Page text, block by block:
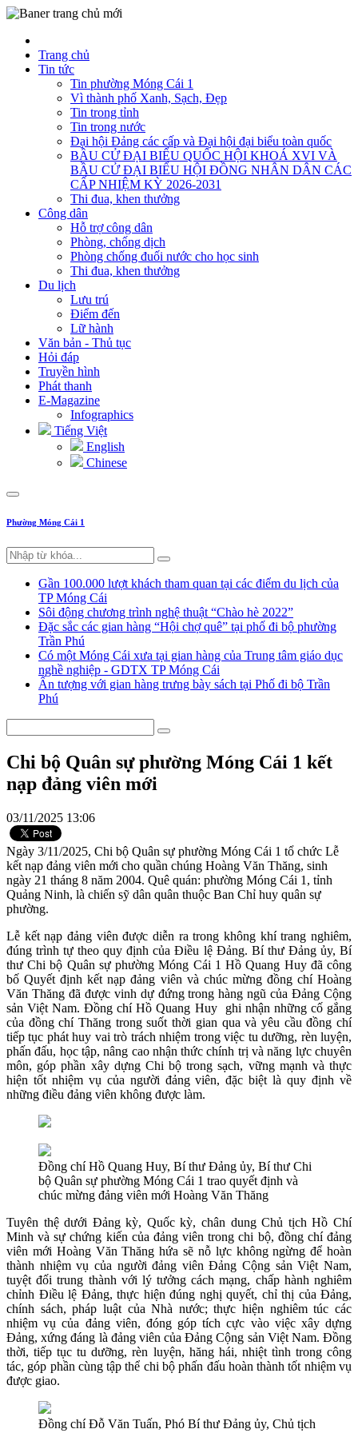
Trang chủ
Tin tức
Tin phường Móng Cái 1
Vì thành phố Xanh, Sạch, Đẹp
Tin trong tỉnh
Tin trong nước
Đại hội Đảng các cấp và Đại hội đại biểu toàn quốc
BẦU CỬ ĐẠI BIỂU QUỐC HỘI KHOÁ XVI VÀ
BẦU CỬ ĐẠI BIỂU HỘI ĐỒNG NHÂN DÂN CÁC
CẤP NHIỆM KỲ 2026-2031
Thi đua, khen thưởng
Công dân
Hỗ trợ công dân
Phòng, chống dịch
Phòng chống đuối nước cho học sinh
Thi đua, khen thưởng
Du lịch
Lưu trú
Điểm đến
Lữ hành
Văn bản - Thủ tục
Hỏi đáp
Truyền hình
Phát thanh
E-Magazine
Infographics
Tiếng Việt
English
Chinese
Phường Móng Cái 1
Gần 100.000 lượt khách tham quan tại các điểm du lịch của
TP Móng Cái
Sôi động chương trình nghệ thuật “Chào hè 2022”
Đặc sắc các gian hàng “Hội chợ quê” tại phố đi bộ phường
Trần Phú
Có một Móng Cái xưa tại gian hàng của Trung tâm giáo dục
nghề nghiệp - GDTX TP Móng Cái
Ấn tượng với gian hàng trưng bày sách tại Phố đi bộ Trần
Phú
Chi bộ Quân sự phường Móng Cái 1 kết
nạp đảng viên mới
03/11/2025 13:06
Ngày 3/11/2025, Chi bộ Quân sự phường Móng Cái 1 tổ chức Lễ
kết nạp đảng viên mới cho quần chúng Hoàng Văn Thăng, sinh
ngày 21 tháng 8 năm 2004. Quê quán: phường Móng Cái 1, tỉnh
Quảng Ninh, là chiến sỹ dân quân thuộc Ban Chỉ huy quân sự
phường.
Lễ kết nạp đảng viên được diễn ra trong không khí trang nghiêm,
đúng trình tự theo quy định của Điều lệ Đảng. Bí thư Đảng ủy, Bí
thư Chi bộ Quân sự phường Móng Cái 1 Hồ Quang Huy đã công
bố Quyết định kết nạp đảng viên và chúc mừng đồng chí Hoàng
Văn Thăng đã được vinh dự đứng trong hàng ngũ của Đảng Cộng
sản Việt Nam. Đồng chí Hồ Quang Huy ghi nhận những cố gắng
của đồng chí Thăng trong suốt thời gian qua và yêu cầu đồng chí
tiếp tục phát huy vai trò trách nhiệm trong việc tu dưỡng, rèn luyện,
phấn đấu, học tập, nâng cao nhận thức chính trị và năng lực chuyên
môn, góp phần xây dựng Chi bộ trong sạch, vững mạnh và thực
hiện tốt nhiệm vụ của người đảng viên, đặc biệt là quy định về
những điều đảng viên không được làm.
Đồng chí Hồ Quang Huy, Bí thư Đảng ủy, Bí thư Chi
bộ Quân sự phường Móng Cái 1 trao quyết định và
chúc mừng đảng viên mới Hoàng Văn Thăng
Tuyên thệ dưới Đảng kỳ, Quốc kỳ, chân dung Chủ tịch Hồ Chí
Minh và sự chứng kiến của đảng viên trong chi bộ, đồng chí đảng
viên mới Hoàng Văn Thăng hứa sẽ nỗ lực không ngừng để hoàn
thành nhiệm vụ của người đảng viên Đảng Cộng sản Việt Nam,
tuyệt đối trung thành với lý tưởng cách mạng, chấp hành nghiêm
chỉnh Điều lệ Đảng, thực hiện đúng nghị quyết, chỉ thị của Đảng,
chính sách, pháp luật của Nhà nước; thực hiện nghiêm túc các
nhiệm vụ của đảng viên, đóng góp tích cực vào việc xây dựng
Đảng, xứng đáng là đảng viên của Đảng Cộng sản Việt Nam. Đồng
thời, tiếp tục tu dưỡng, rèn luyện, hăng hái, nhiệt tình trong công
tác, góp phần cùng tập thể chi bộ phấn đấu hoàn thành tốt nhiệm vụ
được giao.
Đồng chí Đỗ Văn Tuấn, Phó Bí thư Đảng ủy, Chủ tịch